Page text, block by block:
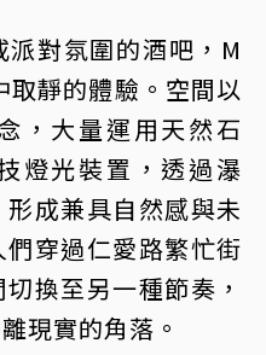
對氛圍的酒吧，M
靜的體驗。空間以
，大量運用天然石
燈光裝置，透過瀑
成兼具自然感與未
穿過仁愛路繁忙街
換至另一種節奏，
現實的角落。